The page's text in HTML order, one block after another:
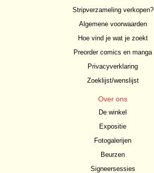
Stripverzameling verkopen?
Algemene voorwaarden
Hoe vind je wat je zoekt
Preorder comics en manga
Privacyverklaring
Zoeklijst/wenslijst
Over ons
De winkel
Expositie
Fotogalerijen
Beurzen
Signeersessies